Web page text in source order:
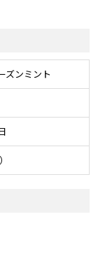
ズンミント